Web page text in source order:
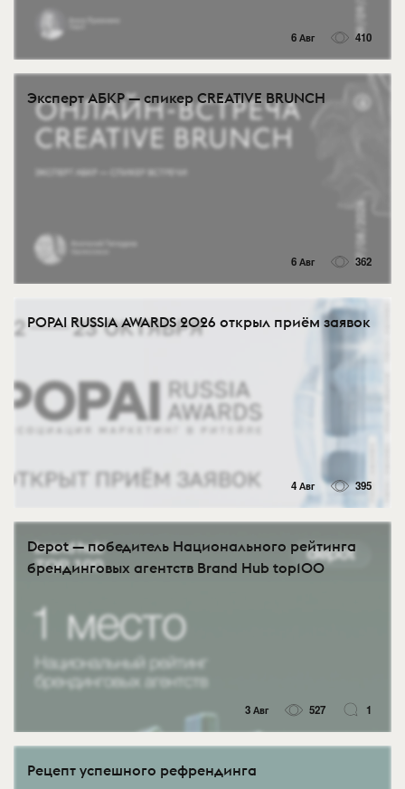
6 Авг 410
Эксперт АБКР — спикер CREATIVE BRUNCH
6 Авг 362
POPAI RUSSIA AWARDS 2026 открыл приём заявок
4 Авг 395
Depot — победитель Национального рейтинга
брендинговых агентств Brand Hub top100
3 Авг 527 1
Рецепт успешного рефрендинга